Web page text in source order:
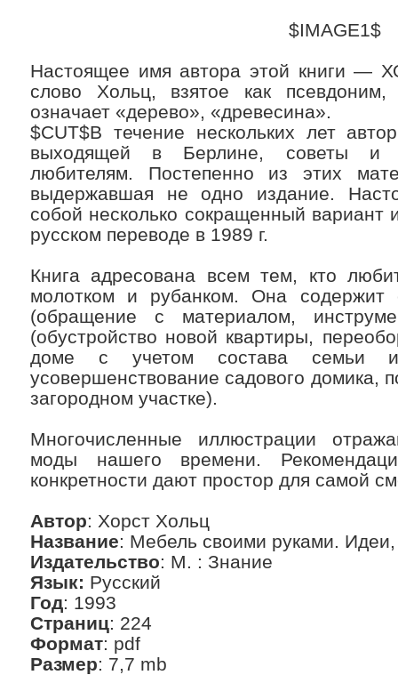
$IMAGE1$
Настоящее имя автора этой книги —
слово Хольц, взятое как
означает «дерево», «древесина».
$CUT$В течение нескольких лет
выходящей в Берлине, советы и
любителям. Постепенно из этих
выдержавшая не одно издание.
собой несколько сокращенный вариант
русском переводе в 1989 г.
Книга адресована всем тем, кто
молотком и рубанком. Она содержит
(обращение с материалом,
(обустройство новой квартиры,
доме с учетом состава семьи
усовершенствование садового домика,
загородном участке).
Многочисленные иллюстрации
моды нашего времени.
конкретности дают простор для самой
Автор: Хорст Хольц
Название: Мебель своими руками.
Издательство: М. : Знание
Язык: Русский
Год: 1993
Страниц: 224
Формат: pdf
Размер: 7,7 mb